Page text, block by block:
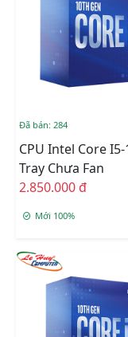
Đã bán: 284
CPU Intel Core I5-
Tray Chưa Fan
2.850.000 đ
Mới 100%